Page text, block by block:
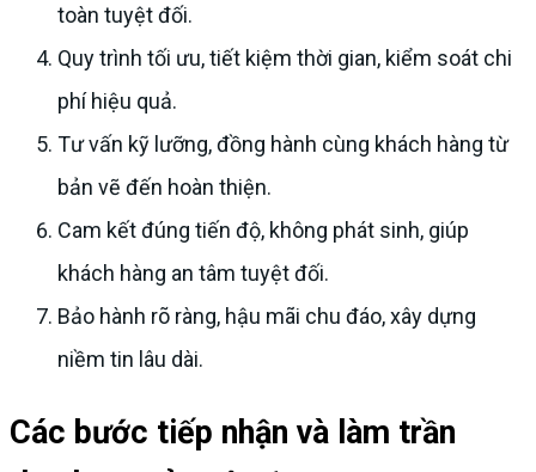
toàn tuyệt đối.
Quy trình tối ưu, tiết kiệm thời gian, kiểm soát chi
phí hiệu quả.
Tư vấn kỹ lưỡng, đồng hành cùng khách hàng từ
bản vẽ đến hoàn thiện.
Cam kết đúng tiến độ, không phát sinh, giúp
khách hàng an tâm tuyệt đối.
Bảo hành rõ ràng, hậu mãi chu đáo, xây dựng
niềm tin lâu dài.
Các bước tiếp nhận và làm trần